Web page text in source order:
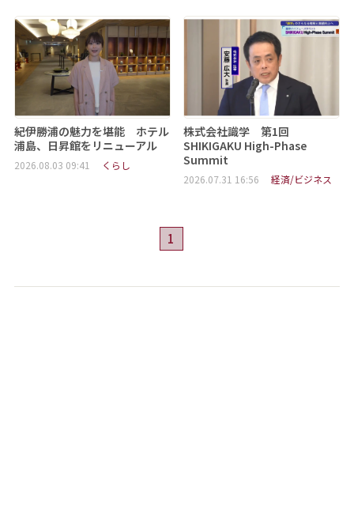
紀伊勝浦の魅力を堪能 ホテル
浦島、日昇館をリニューアル
2026.08.03 09:41 くらし
株式会社識学 第1回
SHIKIGAKU High-Phase
Summit
2026.07.31 16:56 経済/ビジネス
1